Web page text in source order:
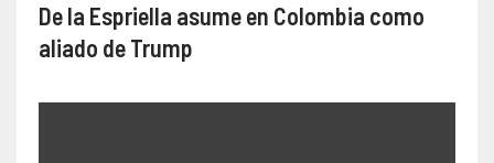
De la Espriella asume en Colombia como
aliado de Trump